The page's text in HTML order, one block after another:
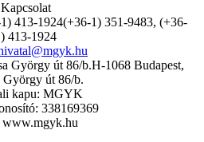
Kapcsolat
(+36-1) 351-9483, (+36-
413-1924
H-1068 Budapest,
György út 86/b.
kapu: MGYK
338169369
www.mgyk.hu